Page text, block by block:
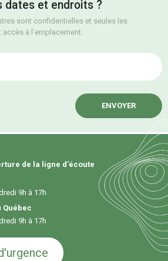
dates et endroits ?
sont confidentielles et seules les
à l’emplacement.
de la ligne d'écoute
9h à 17h
Québec
9h à 17h